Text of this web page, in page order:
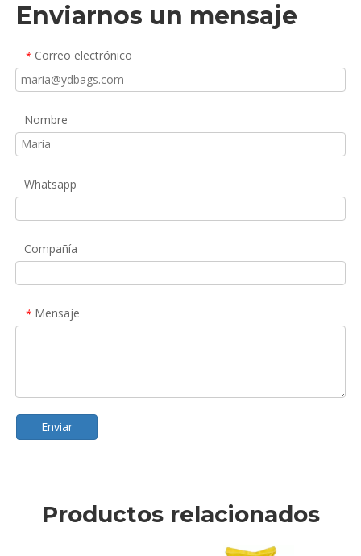
Enviarnos un mensaje
* Correo electrónico
Nombre
Whatsapp
Compañía
* Mensaje
Enviar
Productos relacionados